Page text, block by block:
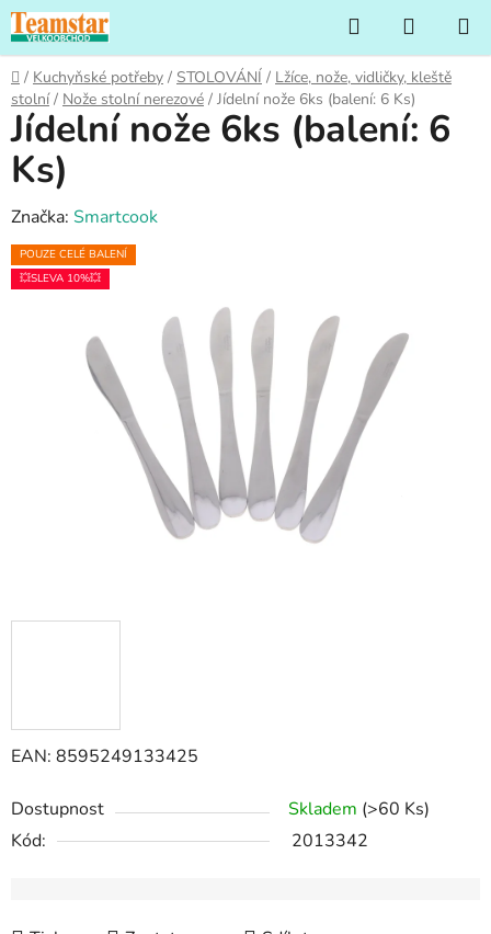
Přejít
na
obsah
Hledat
KOŠÍK
Domů
/ Kuchyňské potřeby / STOLOVÁNÍ / Lžíce, nože, vidličky, kleště
stolní / Nože stolní nerezové / Jídelní nože 6ks (balení: 6 Ks)
EAN: 8595249133425
Dostupnost Skladem (>60 Ks)
Kód:
2013342
Jídelní nože 6ks (balení: 6
Ks)
Značka: Smartcook
POUZE CELÉ BALENÍ
💥SLEVA 10%💥